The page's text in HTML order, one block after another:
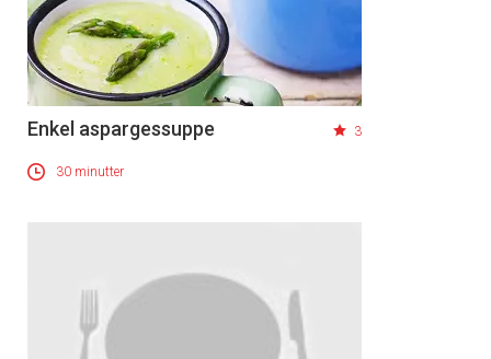
Enkel aspargessuppe 3
30 minutter